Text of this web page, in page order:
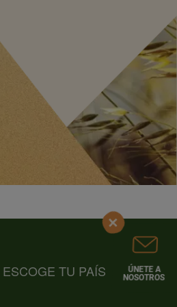
ÚNETE A
NOSOTROS
ESCOGE TU PAÍS